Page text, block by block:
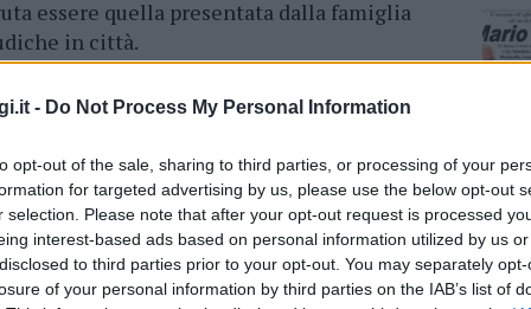
- Do Not Process My Personal Information
opt-out of the sale, sharing to third parties, or processing of your
for targeted advertising by us, please use the below opt-out
selection. Please note that after your opt-out request is processed
interest-based ads based on personal information utilized by us
to third parties prior to your opt-out. You may separately
of your personal information by third parties on the IAB’s list of
essere quella presentata dalla famiglia
in città.
I tempi per la realizzazione della
portuale, deputata a decidere
fatto una serie
di osservazioni, e
un simbolo delle principali città del
per il momento un sogno.
più i tempi tecnici per realizzarla.Eppure
di Olbia, sia quello